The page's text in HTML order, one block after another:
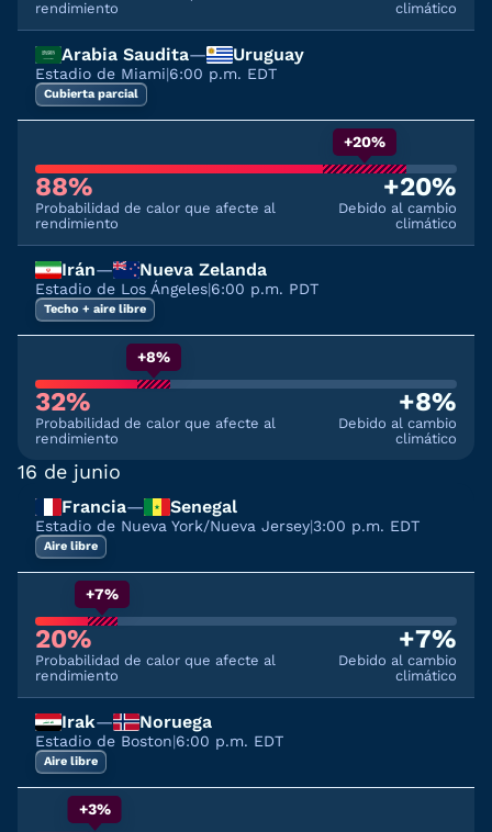
rendimiento
climático
Arabia Saudita— Uruguay
Estadio de Miami|6:00 p.m. EDT
Cubierta parcial
+20%
88%
Probabilidad de calor que afecte al
rendimiento
+20%
Debido al cambio
climático
Irán— Nueva Zelanda
Estadio de Los Ángeles|6:00 p.m. PDT
Techo + aire libre
+8%
32%
Probabilidad de calor que afecte al
rendimiento
+8%
Debido al cambio
climático
16 de junio
Francia— Senegal
Estadio de Nueva York/Nueva Jersey|3:00 p.m. EDT
Aire libre
+7%
20%
Probabilidad de calor que afecte al
rendimiento
+7%
Debido al cambio
climático
Irak— Noruega
Estadio de Boston|6:00 p.m. EDT
Aire libre
+3%